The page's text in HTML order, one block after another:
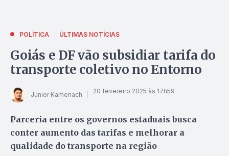
POLÍTICA ÚLTIMAS NOTÍCIAS
Goiás e DF vão subsidiar tarifa do
transporte coletivo no Entorno
Júnior Kamenach 20 fevereiro 2025 às 17h59
Parceria entre os governos estaduais busca
conter aumento das tarifas e melhorar a
qualidade do transporte na região